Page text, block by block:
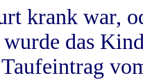
krank war,
das
Taufeintrag